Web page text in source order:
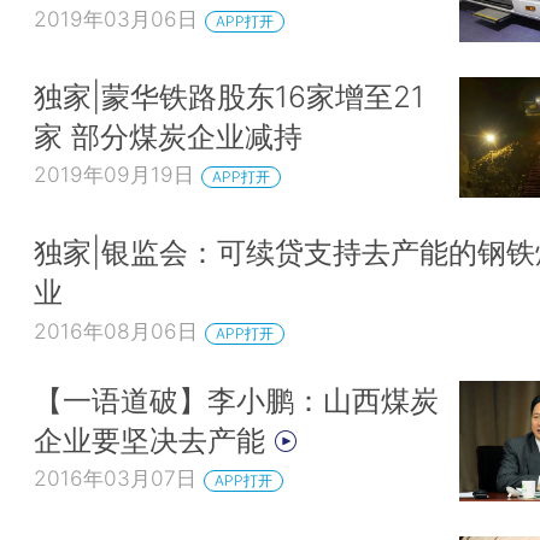
2019年03月06日 APP打开
独家|蒙华铁路股东16家增至21
家 部分煤炭企业减持
2019年09月19日 APP打开
独家|银监会：可续贷支持去产能的钢
业
2016年08月06日 APP打开
【一语道破】李小鹏：山西煤炭
企业要坚决去产能
2016年03月07日 APP打开